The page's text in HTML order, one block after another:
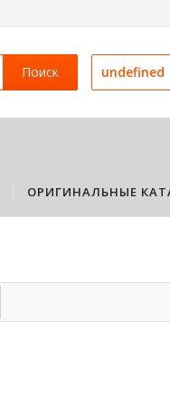
Поиск undefined
ОРИГИНАЛЬНЫЕ